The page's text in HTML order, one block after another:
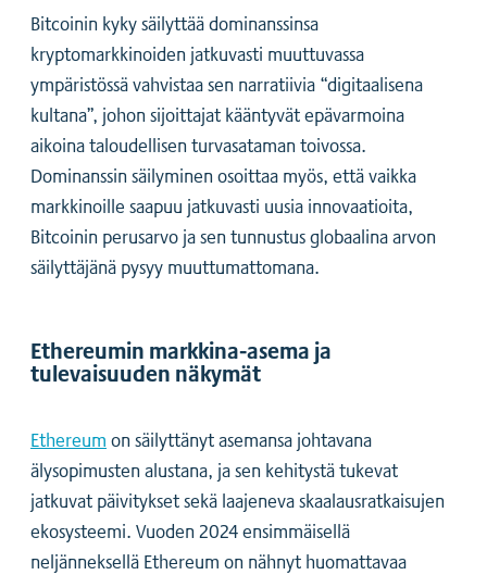
Bitcoinin kyky säilyttää dominanssinsa
kryptomarkkinoiden jatkuvasti muuttuvassa
ympäristössä vahvistaa sen narratiivia “digitaalisena
kultana”, johon sijoittajat kääntyvät epävarmoina
aikoina taloudellisen turvasataman toivossa.
Dominanssin säilyminen osoittaa myös, että vaikka
markkinoille saapuu jatkuvasti uusia innovaatioita,
Bitcoinin perusarvo ja sen tunnustus globaalina arvon
säilyttäjänä pysyy muuttumattomana.
Ethereumin markkina-asema ja
tulevaisuuden näkymät
Ethereumon säilyttänyt asemansa johtavana
älysopimusten alustana, ja sen kehitystä tukevat
jatkuvat päivitykset sekä laajeneva skaalausratkaisujen
ekosysteemi. Vuoden 2024 ensimmäisellä
neljänneksellä Ethereum on nähnyt huomattavaa